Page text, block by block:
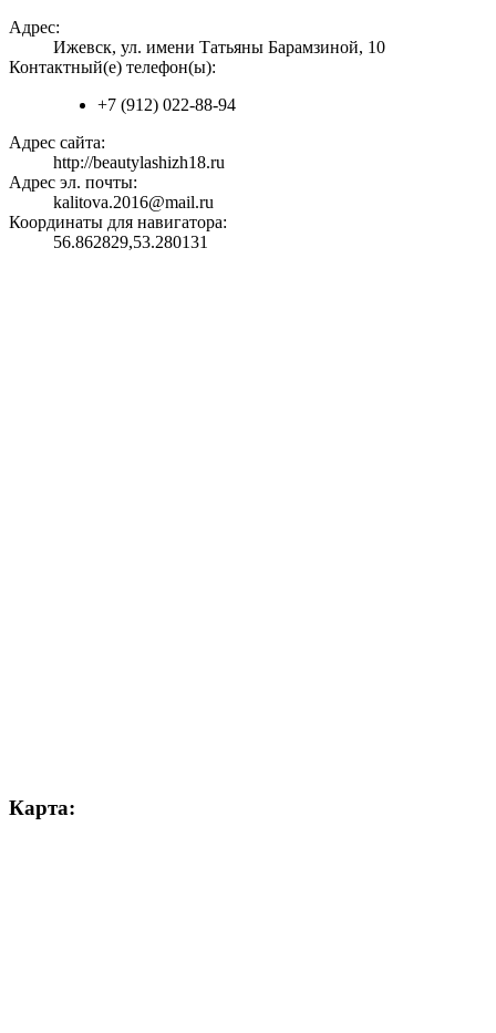
Адрес:
Ижевск, ул. имени Татьяны Барамзиной, 10
Контактный(е) телефон(ы):
+7 (912) 022-88-94
Адрес сайта:
http://beautylashizh18.ru
Адрес эл. почты:
kalitova.2016@mail.ru
Координаты для навигатора:
56.862829,53.280131
Карта: